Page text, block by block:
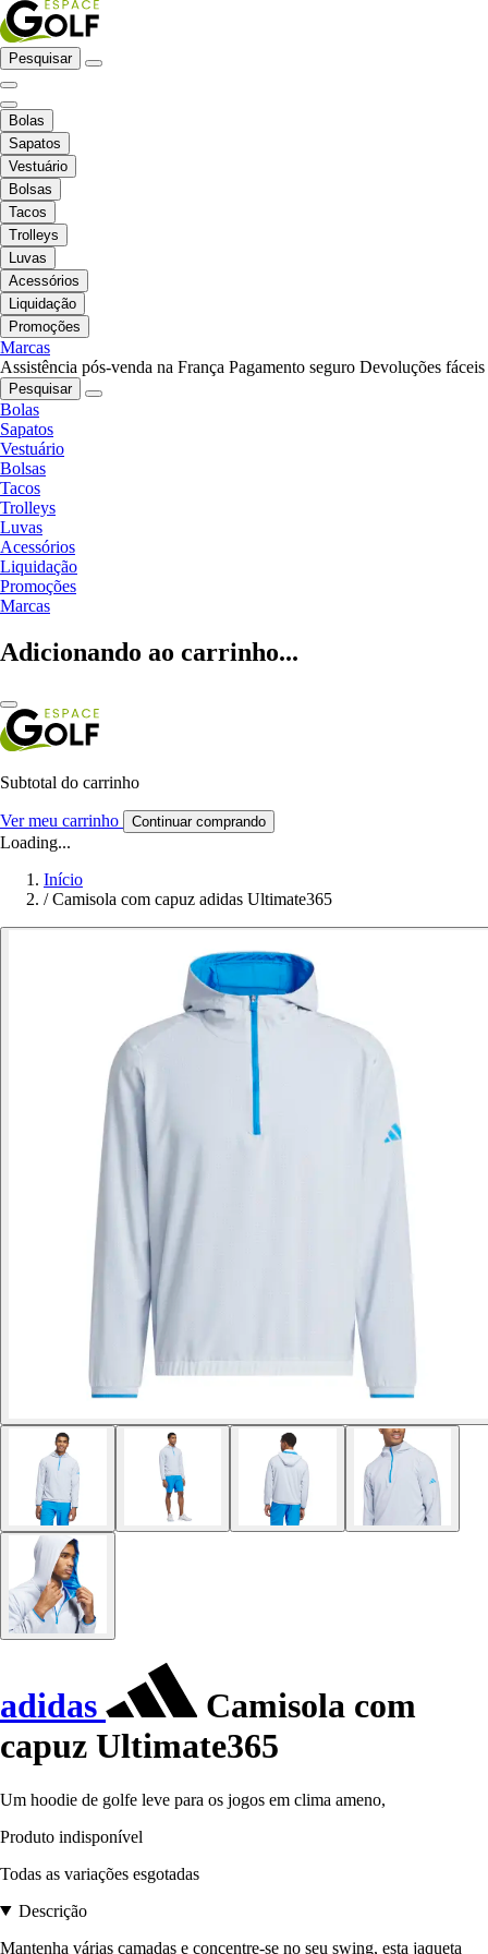
Pesquisar
Bolas
Sapatos
Vestuário
Bolsas
Tacos
Trolleys
Luvas
Acessórios
Liquidação
Promoções
Marcas
Assistência pós-venda na França Pagamento seguro Devoluções fáceis
Pesquisar
Bolas
Sapatos
Vestuário
Bolsas
Tacos
Trolleys
Luvas
Acessórios
Liquidação
Promoções
Marcas
Adicionando ao carrinho...
Subtotal do carrinho
Ver meu carrinho Continuar comprando
Loading...
Início
/ Camisola com capuz adidas Ultimate365
adidas
Camisola com
capuz Ultimate365
Um hoodie de golfe leve para os jogos em clima ameno,
Produto indisponível
Todas as variações esgotadas
Descrição
Mantenha várias camadas e concentre-se no seu swing, esta jaqueta